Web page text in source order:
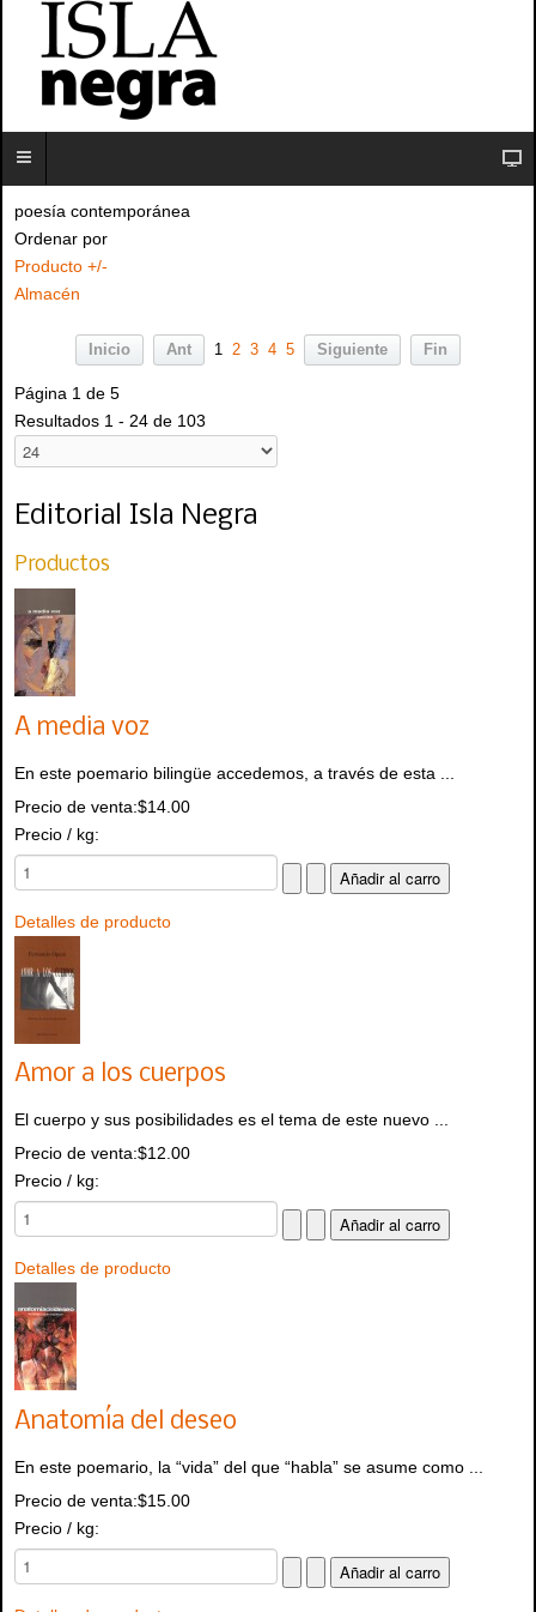
poesía contemporánea
Ordenar por
Producto +/-
Almacén
Inicio Ant 1 2 3 4 5 Siguiente Fin
Página 1 de 5
Resultados 1 - 24 de 103
Editorial Isla Negra
Productos
A media voz
En este poemario bilingüe accedemos, a través de esta ...
Precio de venta:$14.00
Precio / kg:
Detalles de producto
Amor a los cuerpos
El cuerpo y sus posibilidades es el tema de este nuevo ...
Precio de venta:$12.00
Precio / kg:
Detalles de producto
Anatomía del deseo
En este poemario, la “vida” del que “habla” se asume como ...
Precio de venta:$15.00
Precio / kg: